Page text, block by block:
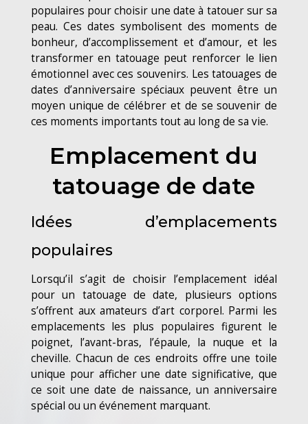
populaires pour choisir une date à tatouer sur sa
peau. Ces dates symbolisent des moments de
bonheur, d’accomplissement et d’amour, et les
transformer en tatouage peut renforcer le lien
émotionnel avec ces souvenirs. Les tatouages de
dates d’anniversaire spéciaux peuvent être un
moyen unique de célébrer et de se souvenir de
ces moments importants tout au long de sa vie.
Emplacement du
tatouage de date
Idées d’emplacements
populaires
Lorsqu’il s’agit de choisir l’emplacement idéal
pour un tatouage de date, plusieurs options
s’offrent aux amateurs d’art corporel. Parmi les
emplacements les plus populaires figurent le
poignet, l’avant-bras, l’épaule, la nuque et la
cheville. Chacun de ces endroits offre une toile
unique pour afficher une date significative, que
ce soit une date de naissance, un anniversaire
spécial ou un événement marquant.